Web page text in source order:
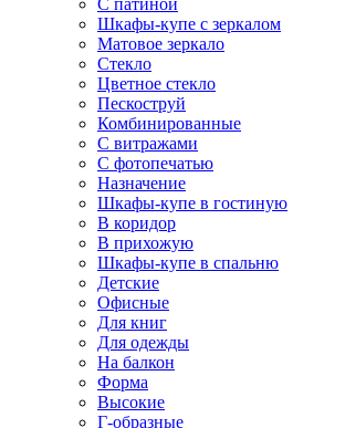
С патиной
Шкафы-купе с зеркалом
Матовое зеркало
Стекло
Цветное стекло
Пескоструй
Комбинированные
С витражами
С фотопечатью
Назначение
Шкафы-купе в гостиную
В коридор
В прихожую
Шкафы-купе в спальню
Детские
Офисные
Для книг
Для одежды
На балкон
Форма
Высокие
Г-образные